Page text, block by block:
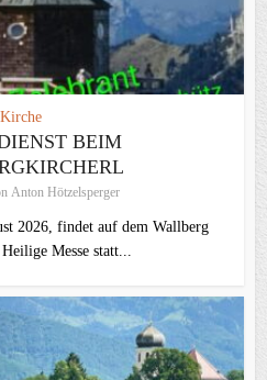
Kirche
BEIM
Anton Hötzelsperger
2026, findet auf dem Wallberg
Messe statt...